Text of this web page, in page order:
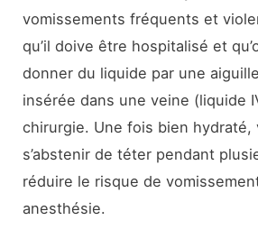
vomissements fréquents et
qu’il doive être hospitalisé et
donner du liquide par une
insérée dans une veine (liquide
chirurgie. Une fois bien hydraté,
s’abstenir de téter pendant
réduire le risque de
anesthésie.